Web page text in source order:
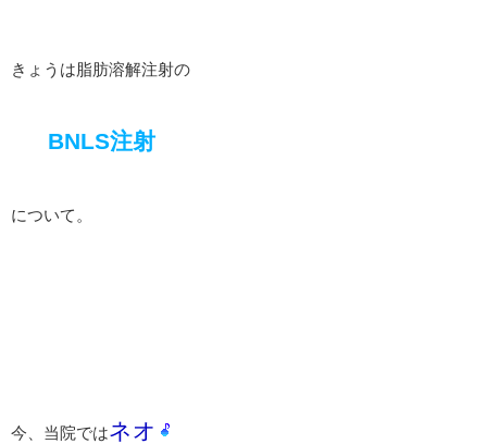
きょうは脂肪溶解注射の
BNLS注射
について。
今、当院ではネオ